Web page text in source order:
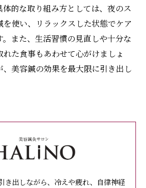
体的な取り組み方としては、夜のス
を使い、リラックスした状態でケア
また、生活習慣の見直しや十分な
た食事もあわせて心がけましょ
、美容鍼の効果を最大限に引き出し
き出しながら、冷えや疲れ、自律神経